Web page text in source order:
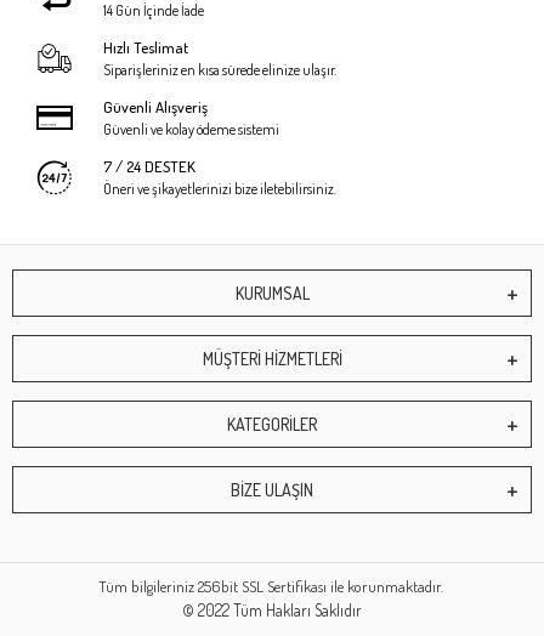
14 Gün İçinde İade
Hızlı Teslimat
Siparişleriniz en kısa sürede elinize ulaşır.
Güvenli Alışveriş
Güvenli ve kolay ödeme sistemi
7 / 24 DESTEK
Öneri ve şikayetlerinizi bize iletebilirsiniz.
KURUMSAL
MÜŞTERİ HİZMETLERİ
KATEGORİLER
BİZE ULAŞIN
Tüm bilgileriniz 256bit SSL Sertifikası ile korunmaktadır.
© 2022Tüm Hakları Saklıdır